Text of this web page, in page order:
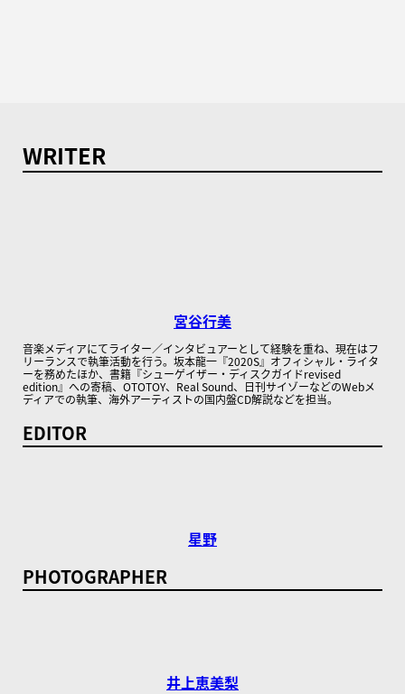
WRITER
宮谷行美
音楽メディアにてライター／インタビュアーとして経験を重ね、現在はフ
リーランスで執筆活動を行う。坂本龍一『2020S』オフィシャル・ライタ
ーを務めたほか、書籍『シューゲイザー・ディスクガイドrevised
edition』への寄稿、OTOTOY、Real Sound、日刊サイゾーなどのWebメ
ディアでの執筆、海外アーティストの国内盤CD解説などを担当。
EDITOR
星野
PHOTOGRAPHER
井上恵美梨